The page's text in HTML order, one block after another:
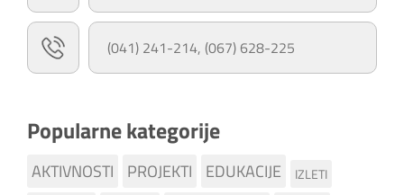
(041) 241-214, (067) 628-225
Popularne kategorije
AKTIVNOSTI PROJEKTI EDUKACIJE
IZLETI